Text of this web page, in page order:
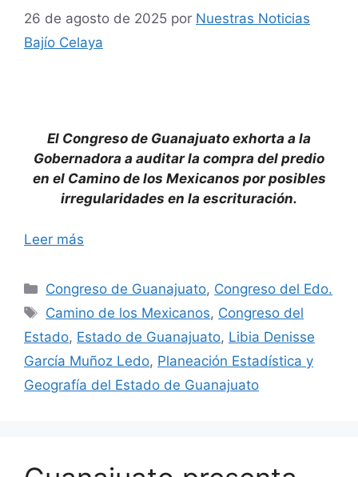
26 de agosto de 2025 por Nuestras Noticias
Bajío Celaya
El Congreso de Guanajuato exhorta a la
Gobernadora a auditar la compra del predio
en el Camino de los Mexicanos por posibles
irregularidades en la escrituración.
Leer más
Categorías
Congreso de Guanajuato, Congreso del Edo.
Etiquetas
Camino de los Mexicanos, Congreso del
Estado, Estado de Guanajuato, Libia Denisse
García Muñoz Ledo, Planeación Estadística y
Geografía del Estado de Guanajuato